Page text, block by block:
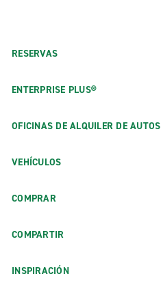
RESERVAS
ENTERPRISE PLUS®
OFICINAS DE ALQUILER DE AUTOS
VEHÍCULOS
COMPRAR
COMPARTIR
INSPIRACIÓN